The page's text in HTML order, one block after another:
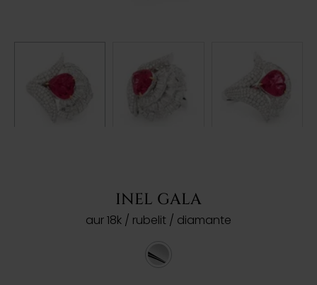
INEL GALA
aur 18k / rubelit / diamante